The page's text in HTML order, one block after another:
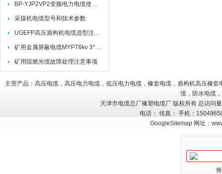
BP-YJP2VP2变频电力电缆使用特性
采煤机电缆型号和技术参数
UGEFP高压盾构机电缆选型注意事项、常见问题与维护
矿用金属屏蔽电缆MYPT6kv 3*50+3*25/3
矿用阻燃光缆故障处理注意事项
主营产品：高压电缆，高压电力电缆，低压电力电缆，橡套电缆，盾构机高压橡
缆，防水电缆
天津市电缆总厂橡塑电缆厂 版权所有 总访问
电话： 传真： 手机：
GoogleSitemap 网址：